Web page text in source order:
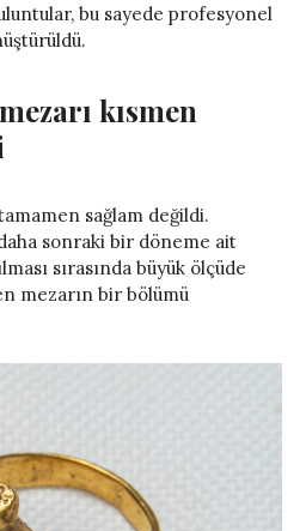
bu sayede profesyonel
kısmen
sağlam değildi.
sonraki bir döneme ait
sırasında büyük ölçüde
mezarın bir bölümü